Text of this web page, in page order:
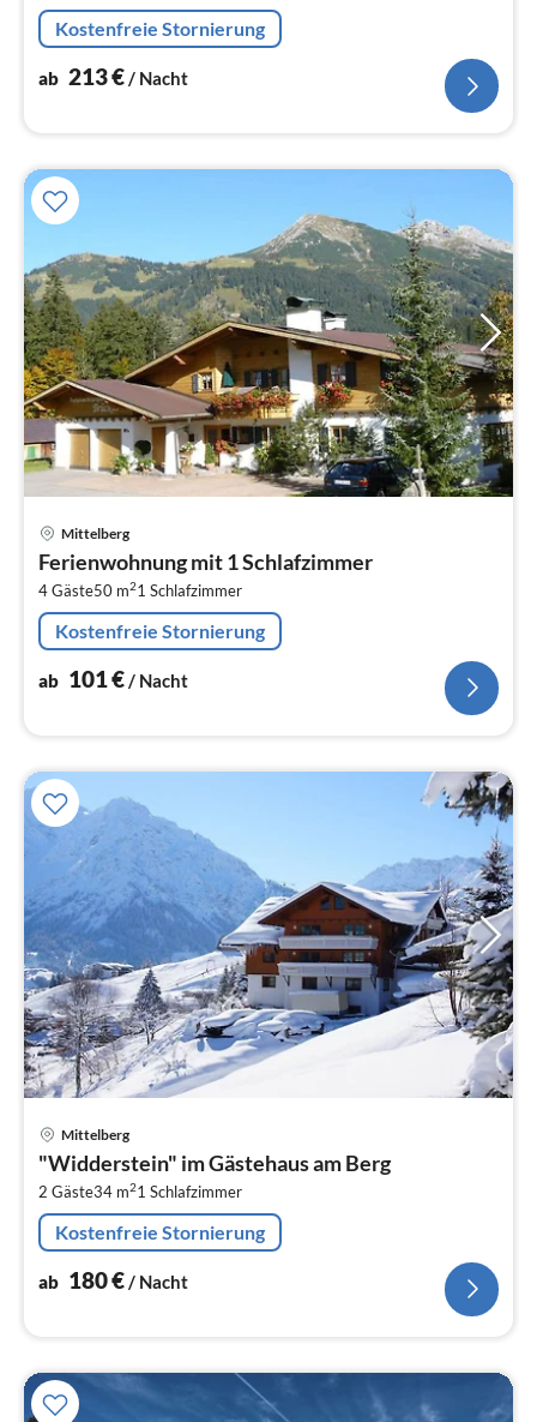
Kostenfreie Stornierung
ab 213€/ Nacht
Mittelberg
Ferienwohnung mit 1 Schlafzimmer
4 Gäste50 m21 Schlafzimmer
Kostenfreie Stornierung
ab 101€ / Nacht
Mittelberg
"Widderstein" im Gästehaus am Berg
2 Gäste34 m21 Schlafzimmer
Kostenfreie Stornierung
ab 180€/ Nacht